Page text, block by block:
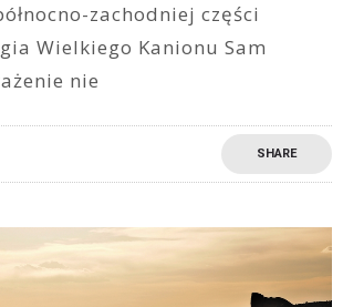
zachodniej części
Wielkiego Kanionu Sam
nie
SHARE